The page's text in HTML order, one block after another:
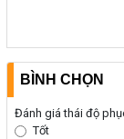
BÌNH CHỌN
Đánh giá thái độ
Tốt